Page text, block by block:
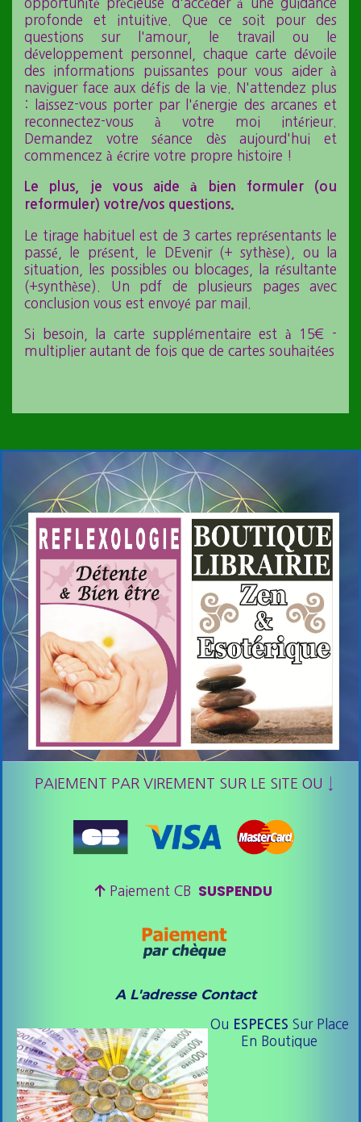
profonde et intuitive. Que ce soit pour des
questions sur l'amour, le travail ou le
développement personnel, chaque carte dévoile
des informations puissantes pour vous aider à
naviguer face aux défis de la vie. N'attendez plus
: laissez-vous porter par l'énergie des arcanes et
reconnectez-vous à votre moi intérieur.
Demandez votre séance dès aujourd'hui et
commencez à écrire votre propre histoire !
Le plus, je vous aide à bien formuler (ou
reformuler) votre/vos questions.
Le tirage habituel est de 3 cartes représentants le
passé, le présent, le DEvenir (+ sythèse), ou la
situation, les possibles ou blocages, la résultante
(+synthèse). Un pdf de plusieurs pages avec
conclusion vous est envoyé par mail.
Si besoin, la carte supplémentaire est à 15€ -
multiplier autant de fois que de cartes souhaitées
PAIEMENT PAR VIREMENT SUR LE SITE OU ↓
 Paiement CB SUSPENDU
A L'adresse Contact
Ou ESPECES Sur Place
En Boutique